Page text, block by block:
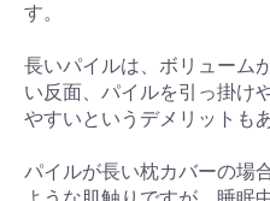
す。
長いパイルは、ボリューム
い反面、パイルを引っ掛け
やすいというデメリットも
パイルが長い枕カバーの場